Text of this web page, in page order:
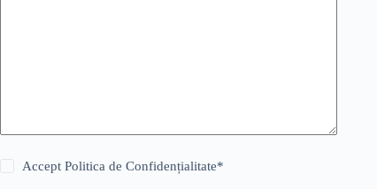
AcceptPolitica de Confidențialitate*